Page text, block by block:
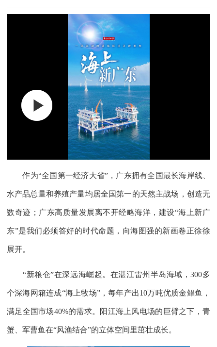
作为“全国第一经济大省”，广东拥有全国最长海岸线、
水产品总量和养殖产量均居全国第一的天然主战场，创造无
数奇迹；广东高质量发展离不开经略海洋，建设“海上新广
东”是我们必须答好的时代命题，向海图强的新画卷正徐徐
展开。
“新粮仓”在深远海崛起。在湛江雷州半岛海域，300多
个深海网箱连成“海上牧场”，每年产出10万吨优质金鲳鱼，
满足全国市场40%的需求。阳江海上风电场的巨臂之下，青
蟹、军曹鱼在“风渔结合”的立体空间里茁壮成长。